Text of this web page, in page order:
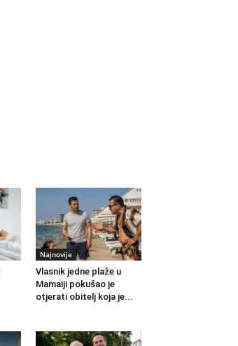
Najnovije
Vlasnik jedne plaže u
Mamaiji pokušao je
otjerati obitelj koja je...